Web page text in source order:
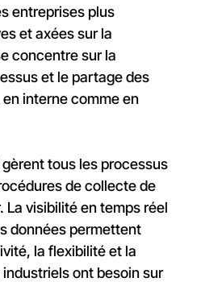
entreprises plus
et axées sur la
concentre sur la
et le partage des
interne comme en
tous les processus
de collecte de
La visibilité en temps réel
données permettent
la flexibilité et la
ont besoin sur